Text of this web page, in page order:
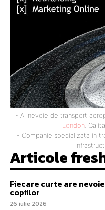
- Ai nevoie de transport
London .
- Companie specializata in
Articole
Fiecare curte are
copiilor
26 iulie 2026